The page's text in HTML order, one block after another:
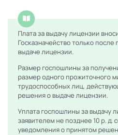
Плата за выдачу лицензии
Госказначейство только
выдаче лицензии.
Размер госпошлины за
размер одного прожиточного
трудоспособных лиц,
решения о выдаче лицензии.
Уплата госпошлины за выдачу
заявителем не позднее 10 р. д.
уведомления о принятом